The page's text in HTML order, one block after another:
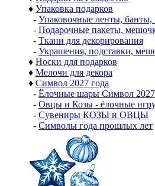
♦ Упаковка подарков
- Упаковочные ленты, банты,
- Подарочные пакеты,
- Ткани для декорирования
- Украшения, подставки,
♦ Носки для подарков
♦ Мелочи для декора
♦ Символ 2027 года
- Ёлочные шары Символ 2027
- Овцы и Козы - ёлочные
- Сувениры КОЗЫ и ОВЦЫ
- Символы года прошлых лет